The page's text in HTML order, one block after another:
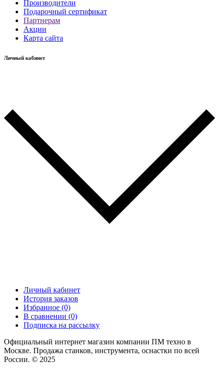
Производители
Подарочный сертификат
Партнерам
Акции
Карта сайта
Личный кабинет
Личный кабинет
История заказов
Избранное (0)
В сравнении (0)
Подписка на рассылку
Официальный интернет магазин компании ПМ техно в
Москве. Продажа станков, инструмента, оснастки по всей
России. © 2025